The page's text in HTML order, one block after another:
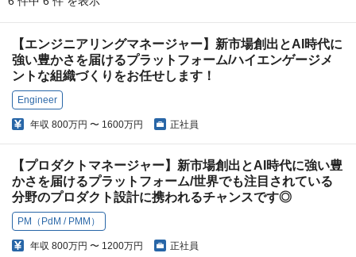
【エンジニアリングマネージャー】新市場創出とAI時代に
強い豊かさを届けるプラットフォーム/ハイエンゲージメ
ントな組織づくりをお任せします！
Engineer
年収 800万円 〜 1600万円 正社員
【プロダクトマネージャー】新市場創出とAI時代に強い豊
かさを届けるプラットフォーム/世界でも注目されている
分野のプロダクト設計に携われるチャンスです◎
PM（PdM / PMM）
年収 800万円 〜 1200万円 正社員